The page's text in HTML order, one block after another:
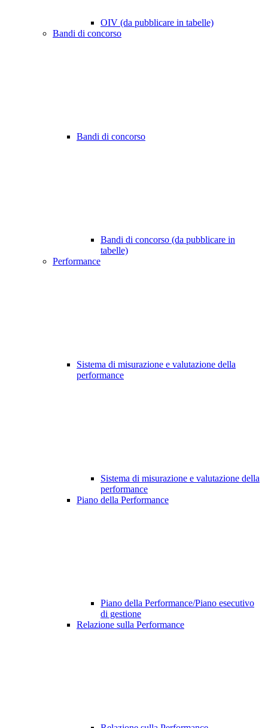
OIV (da pubblicare in tabelle)
Bandi di concorso
Bandi di concorso
Bandi di concorso (da pubblicare in
tabelle)
Performance
Sistema di misurazione e valutazione della
performance
Sistema di misurazione e valutazione della
performance
Piano della Performance
Piano della Performance/Piano esecutivo
di gestione
Relazione sulla Performance